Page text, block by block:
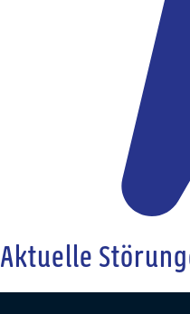
Aktuelle